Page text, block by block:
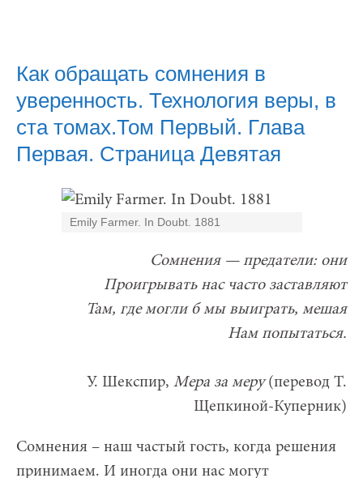
Как обращать сомнения в
уверенность. Технология веры, в
ста томах.Том Первый. Глава
Первая. Страница Девятая
Emily Farmer. In Doubt. 1881
Сомнения — предатели: они
Проигрывать нас часто заставляют
Там, где могли б мы выиграть, мешая
Нам попытаться.
У. Шекспир, Мера за меру(перевод Т.
Щепкиной-Куперник)
Сомнения – наш частый гость, когда решения
принимаем. И иногда они нас могут